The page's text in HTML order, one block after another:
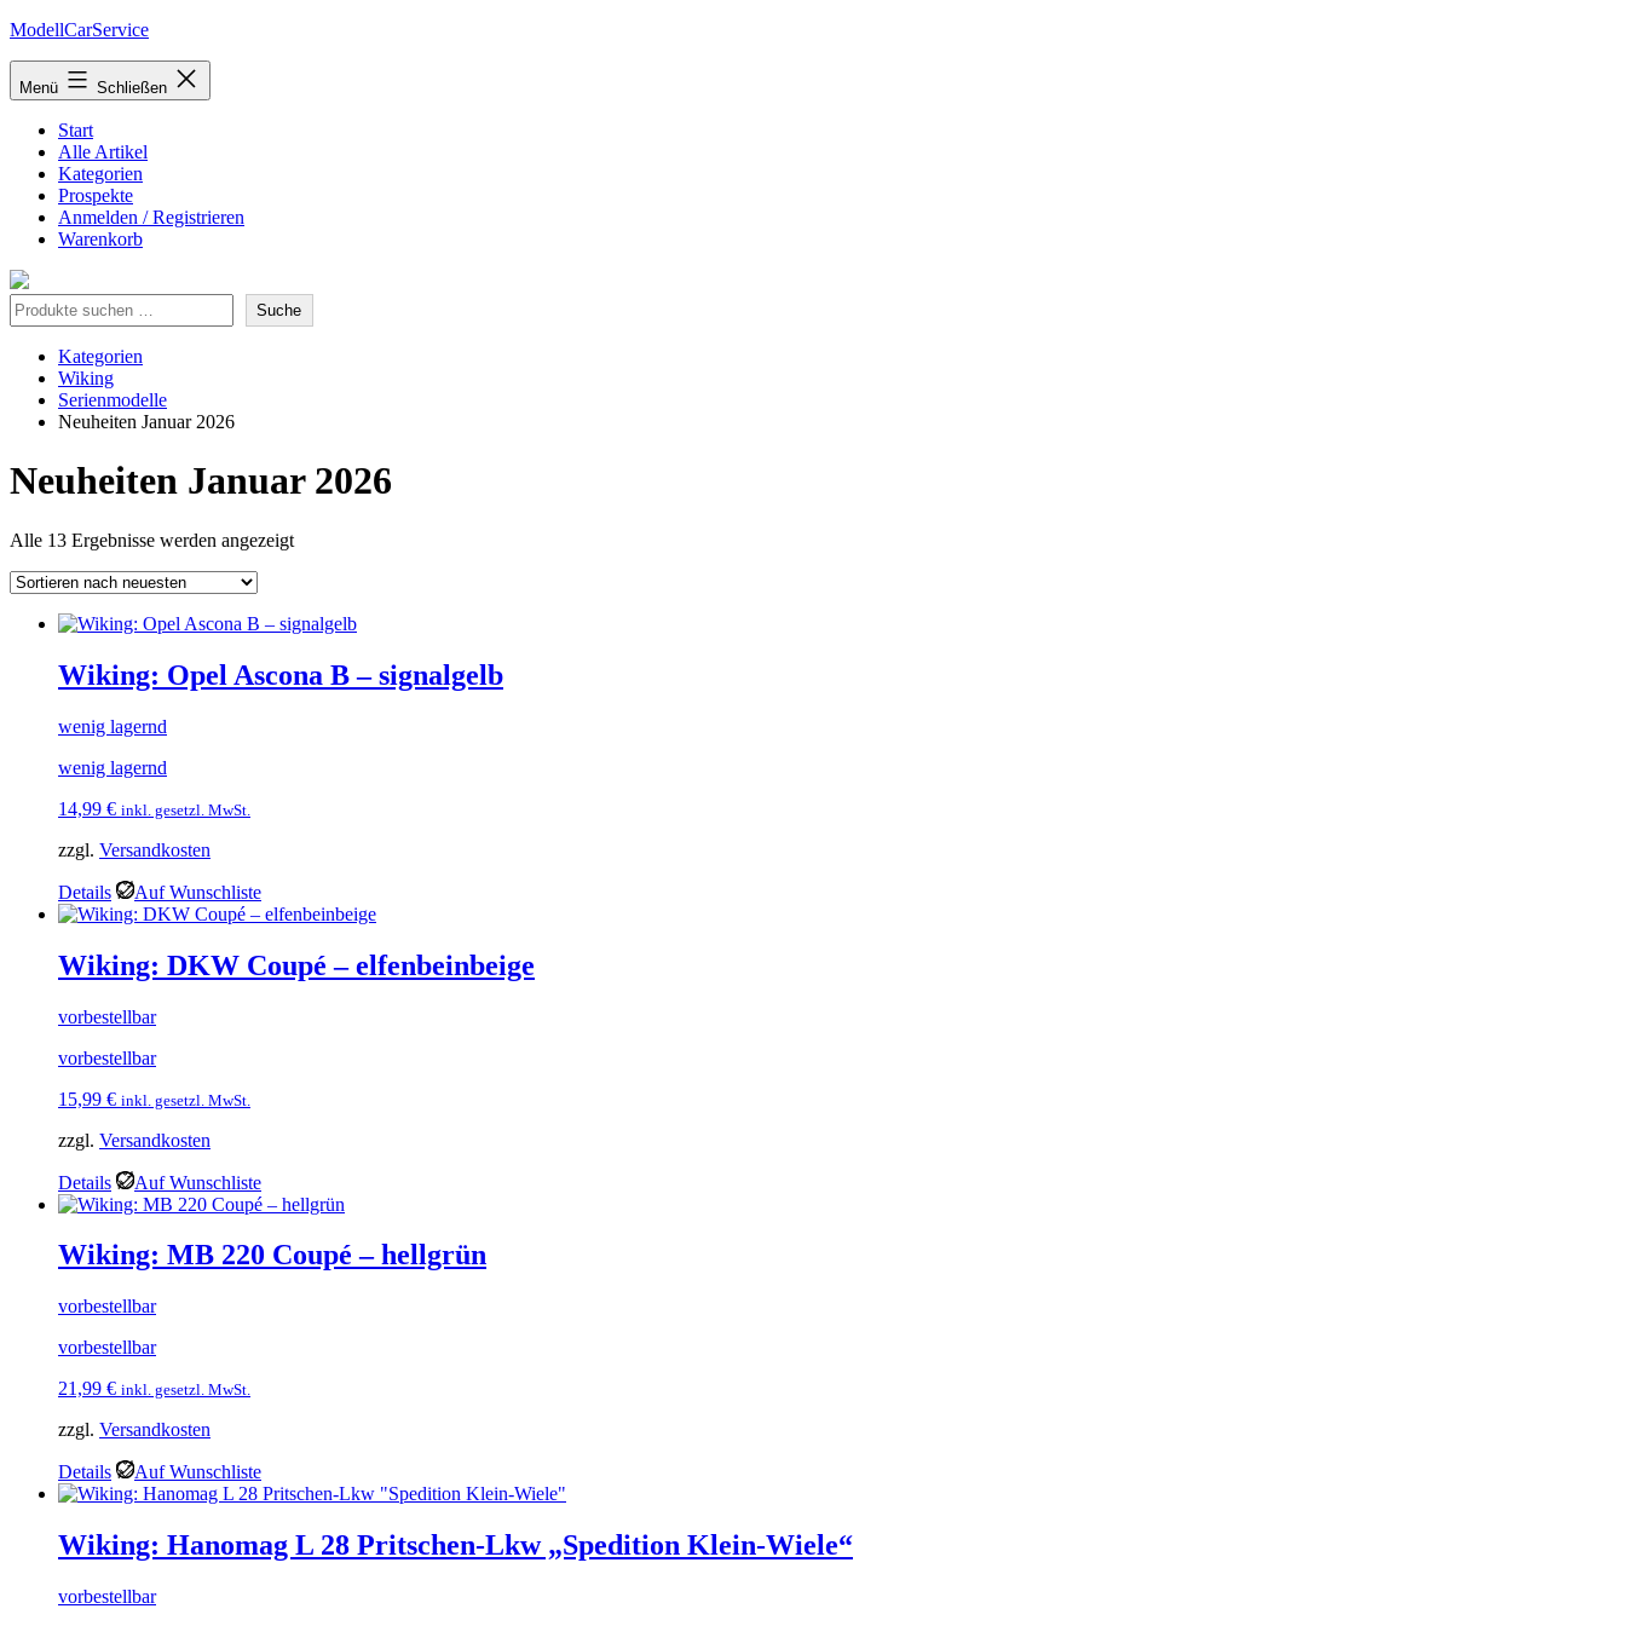
Zum
springen
ModellCarService
Menü Schließen
Start
Alle Artikel
Kategorien
Prospekte
Anmelden / Registrieren
Warenkorb
Suche Suche
Kategorien
Wiking
Serienmodelle
Neuheiten Januar 2026
Neuheiten Januar 2026
Alle 13 Ergebnisse werden angezeigtNach
Wiking: Opel Ascona B – signalgelb
wenig lagernd
wenig lagernd
14,99 € inkl. gesetzl. MwSt.
zzgl. Versandkosten
Details Auf Wunschliste
Wiking: DKW Coupé – elfenbeinbeige
vorbestellbar
vorbestellbar
15,99 € inkl. gesetzl. MwSt.
zzgl. Versandkosten
Details Auf Wunschliste
Wiking: MB 220 Coupé – hellgrün
vorbestellbar
vorbestellbar
21,99 € inkl. gesetzl. MwSt.
zzgl. Versandkosten
Details Auf Wunschliste
Wiking: Hanomag L 28 Pritschen-Lkw „Spedition Klein-Wiele“
vorbestellbar